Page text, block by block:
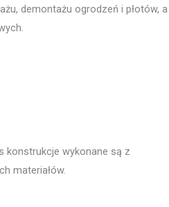
demontażu ogrodzeń i płotów, a
konstrukcje wykonane są z
materiałów.